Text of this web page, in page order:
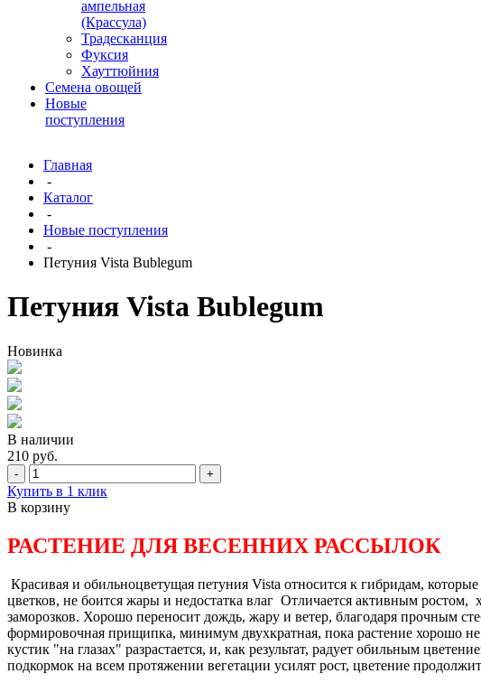
ампельная
(Крассула)
Традесканция
Фуксия
Хауттюйния
Семена овощей
Новые
поступления
Главная
-
Каталог
-
Новые поступления
-
Петуния Vista Bublegum
Петуния Vista Bublegum
Новинка
В наличии
210 руб.
- +
Купить в 1 клик
В корзину
РАСТЕНИЕ ДЛЯ ВЕСЕННИХ РАССЫЛОК
Красивая и обильноцветущая петуния Vista относится к гибридам,
цветков, не боится жары и недостатка влаг Отличается активным ростом,
заморозков. Хорошо переносит дождь, жару и ветер, благодаря прочным
формировочная прищипка, минимум двухкратная, пока растение хорошо не
кустик "на глазах" разрастается, и, как результат, радует обильным
подкормок на всем протяжении вегетации усилят рост, цветение